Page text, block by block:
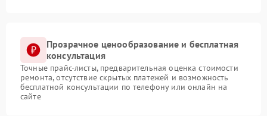
Прозрачное ценообразование и бесплатная
консультация
Точные прайс-листы, предварительная оценка стоимости
ремонта, отсутствие скрытых платежей и возможность
бесплатной консультации по телефону или онлайн на
сайте